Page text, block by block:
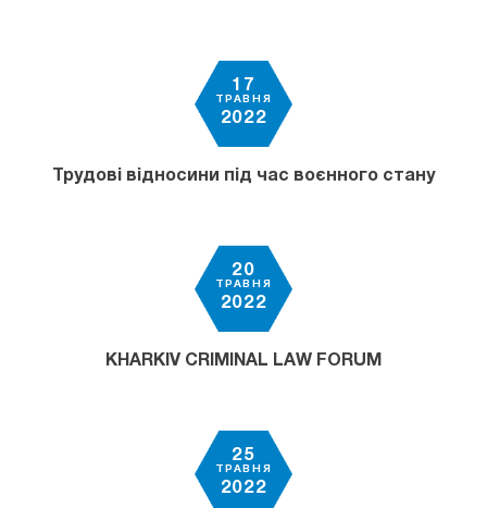
17
ТРАВНЯ
2022
Трудові відносини під час воєнного стану
20
ТРАВНЯ
2022
KHARKIV CRIMINAL LAW FORUM
25
ТРАВНЯ
2022